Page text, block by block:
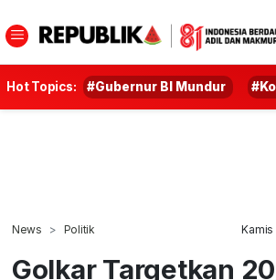
Hot Topics: #Gubernur BI Mundur
News Politik Kamis
Golkar Targetkan